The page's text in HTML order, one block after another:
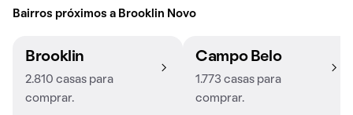
Bairros próximos a Brooklin Novo
Brooklin
2.810 casas para
comprar.
Campo Belo
1.773 casas para
comprar.